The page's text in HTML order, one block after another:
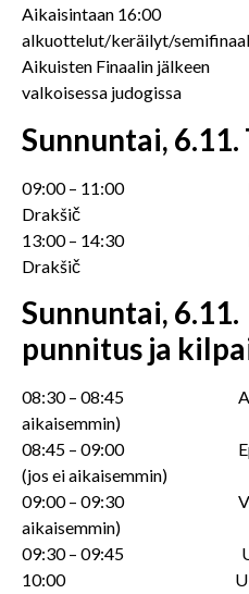
Aikaisintaan 16:00
alkuottelut/keräilyt/
Aikuisten Finaalin jälkeen
valkoisessa judogissa
Sunnuntai, 6.11.
09:00 – 11:00
Drakšič
13:00 – 14:30
Drakšič
Sunnuntai, 6.11.
punnitus ja
08:30 – 08:45
aikaisemmin)
08:45 – 09:00
(jos ei aikaisemmin)
09:00 – 09:30
aikaisemmin)
09:30 – 09:45 U15
10:00